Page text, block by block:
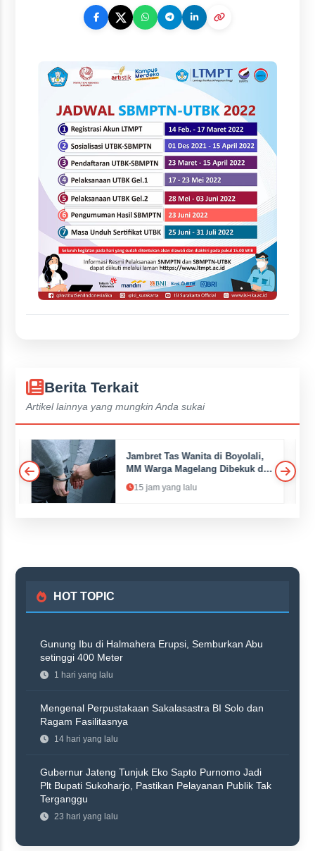
Berita Terkait
Artikel lainnya yang mungkin Anda sukai
Jambret Tas Wanita di Boyolali,
MM Warga Magelang Dibekuk di
Tengaran
15 jam yang lalu
HOT TOPIC
Gunung Ibu di Halmahera Erupsi, Semburkan Abu
setinggi 400 Meter
1 hari yang lalu
Mengenal Perpustakaan Sakalasastra BI Solo dan
Ragam Fasilitasnya
14 hari yang lalu
Gubernur Jateng Tunjuk Eko Sapto Purnomo Jadi
Plt Bupati Sukoharjo, Pastikan Pelayanan Publik Tak
Terganggu
23 hari yang lalu